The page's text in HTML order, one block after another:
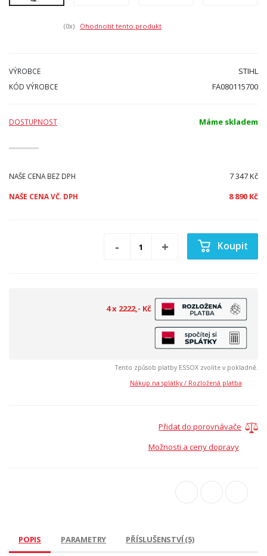
(0x) Ohodnotit tento produkt
VÝROBCE STIHL
KÓD VÝROBCE FA080115700
DOSTUPNOST Máme skladem
NAŠE CENA BEZ DPH 7 347 Kč
NAŠE CENA VČ. DPH 8 890 Kč
Koupit
4 x 2222,- Kč
Tento způsob platby ESSOX zvolíte v pokladně.
Nákup na splátky / Rozložená platba
Přidat do porovnávače
Možnosti a ceny dopravy
POPIS PARAMETRY PŘÍSLUŠENSTVÍ (5)